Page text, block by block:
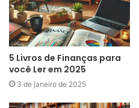
5 Livros de Finanças para
você Ler em 2025
3 de janeiro de 2025